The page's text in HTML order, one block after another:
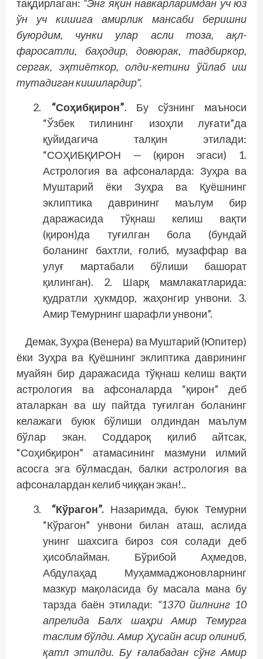
тақдирлаган: “Энг яқин навкарларимдан уч юз
ўн уч кишига амирлик мансаби беришни
буюрдим, чунки улар асли тоза, ақл-
фаросатли, баҳодир, довюрак, тадбиркор,
сергак, эҳтиёткор, олди-кетини ўйлаб иш
тутадиган кишилардир”.
“Соҳибқирон”. Бу сўзнинг маъноси
“Ўзбек тилининг изоҳли луғати”да
қуйидагича талқин этилади:
“СОҲИБҚИРОН — (қирон эгаси) 1.
Астрология ва афсоналарда: Зуҳра ва
Муштарий ёки Зуҳра ва Қуёшнинг
эклиптика даврининг маълум бир
даражасида тўқнаш келиш вақти
(қирон)да туғилган бола (бундай
боланинг бахтли, ғолиб, музаффар ва
улуғ мартабали бўлиши башорат
қилинган). 2. Шарқ мамлакатларида:
қудратли ҳукмдор, жаҳонгир унвони. 3.
Амир Темурнинг шарафли унвони”.
Демак, Зуҳра (Венера) ва Муштарий (Юпитер)
ёки Зуҳра ва Қуёшнинг эклиптика даврининг
муайян бир даражасида тўқнаш келиш вақти
астрология ва афсоналарда “қирон” деб
аталаркан ва шу пайтда туғилган боланинг
келажаги буюк бўлиши олдиндан маълум
бўлар экан. Соддароқ қилиб айтсак,
“Соҳибқирон” атамасининг мазмуни илмий
асосга эга бўлмасдан, балки астрология ва
афсоналардан келиб чиққан экан!..
“Кўрагон”. Назаримда, буюк Темурни
“Кўрагон” унвони билан аташ, аслида
унинг шахсига бироз соя солади деб
ҳисоблайман. Бўрибой Аҳмедов,
Абдулаҳад Муҳаммаджоновларнинг
мазкур мақоласида бу масала мана бу
тарзда баён этилади: “1370 йилнинг 10
апрелида Балх шаҳри Амир Темурга
таслим бўлди. Амир Ҳусайн асир олиниб,
қатл этилди. Бу ғалабадан сўнг Амир